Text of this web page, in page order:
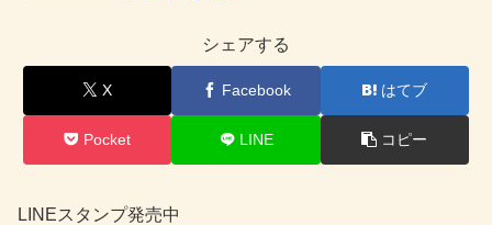
シェアする
X Facebook はてブ
Pocket LINE コピー
LINEスタンプ発売中